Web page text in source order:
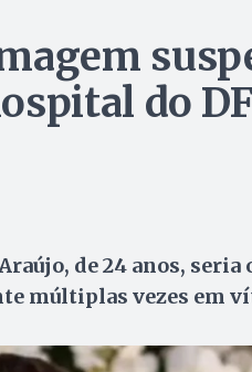
do
de 24 anos,
múltiplas vezes em